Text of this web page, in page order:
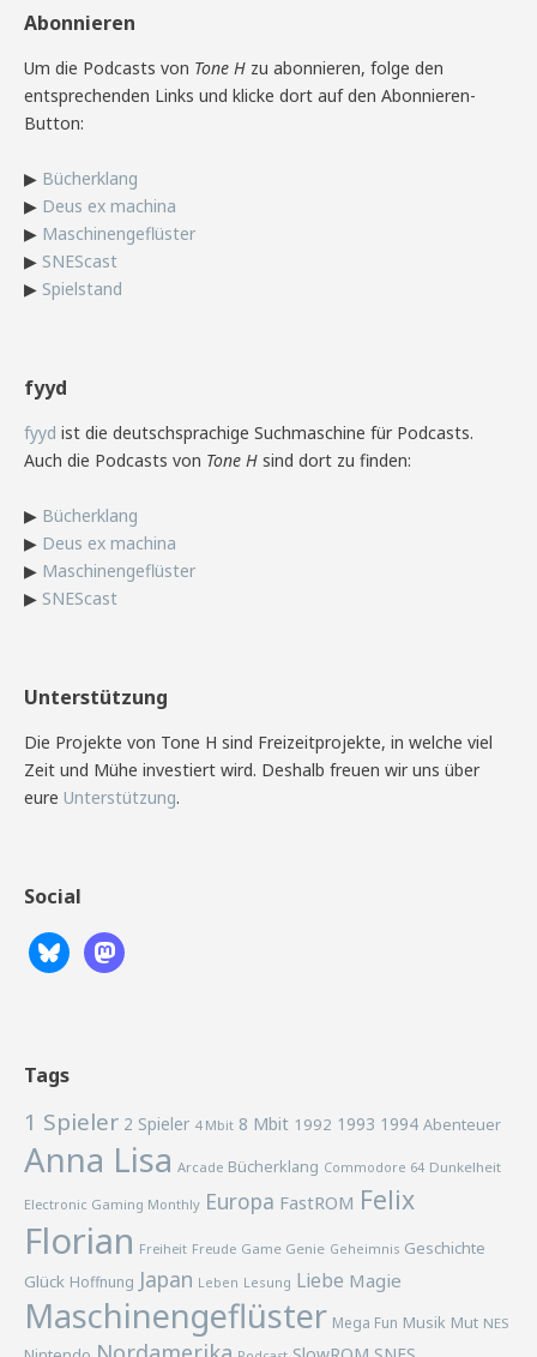
Abonnieren
Um die Podcasts von Tone H zu abonnieren, folge den
entsprechenden Links und klicke dort auf den Abonnieren-
Button:
▶ Bücherklang
▶ Deus ex machina
▶ Maschinengeflüster
▶ SNEScast
▶ Spielstand
fyyd
fyyd ist die deutschsprachige Suchmaschine für Podcasts.
Auch die Podcasts von Tone H sind dort zu finden:
▶ Bücherklang
▶ Deus ex machina
▶ Maschinengeflüster
▶ SNEScast
Unterstützung
Die Projekte von Tone H sind Freizeitprojekte, in welche viel
Zeit und Mühe investiert wird. Deshalb freuen wir uns über
eure Unterstützung.
Social
Tags
1 Spieler 2 Spieler 4 Mbit 8 Mbit 1992 1993 1994 Abenteuer
Anna Lisa Arcade Bücherklang Commodore 64 Dunkelheit
Electronic Gaming Monthly Europa FastROM Felix
Florian Freiheit Freude Game Genie Geheimnis Geschichte
Glück Hoffnung Japan Leben Lesung Liebe Magie
Maschinengeflüster Mega Fun Musik Mut NES